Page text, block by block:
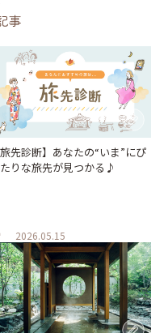
事
旅先診断】あなたの“いま”にぴ
りな旅先が見つかる♪
2026.05.15